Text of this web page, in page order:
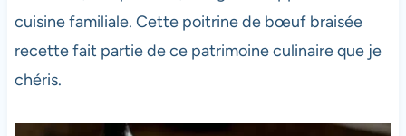
cuisine familiale. Cette poitrine de bœuf braisée
recette fait partie de ce patrimoine culinaire que je
chéris.